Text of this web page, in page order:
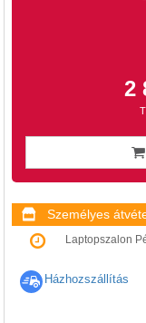
2
Személyes
Laptopszalon
Házhozszállítás